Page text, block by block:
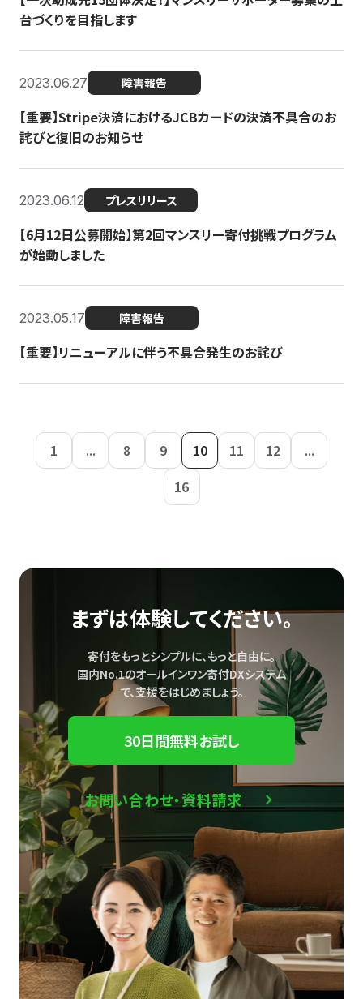
台づくりを目指します
2023.06.27 障害報告
【重要】Stripe決済におけるJCBカードの決済不具合のお
詫びと復旧のお知らせ
2023.06.12 プレスリリース
【6月12日公募開始】第2回マンスリー寄付挑戦プログラム
が始動しました
2023.05.17 障害報告
【重要】リニューアルに伴う不具合発生のお詫び
1 ... 8 9 10 11 12
...
16
まずは体験してください。
寄付をもっとシンプルに、もっと自由に。
国内No.1のオールインワン寄付DXシステム
で、支援をはじめましょう。
30日間無料お試し
お問い合わせ・資料請求